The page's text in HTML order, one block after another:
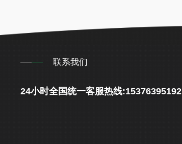
联系我们
24小时全国统一客服热线:15376395192